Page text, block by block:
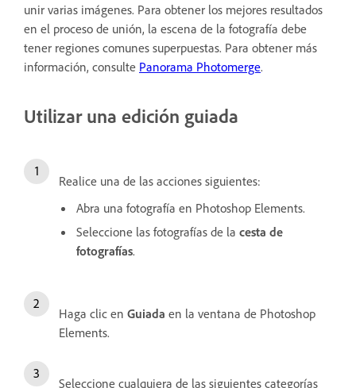
unir varias imágenes. Para obtener los mejores resultados
en el proceso de unión, la escena de la fotografía debe
tener regiones comunes superpuestas. Para obtener más
información, consulte Panorama Photomerge.
Utilizar una edición guiada
Realice una de las acciones siguientes:
Abra una fotografía en Photoshop Elements.
Seleccione las fotografías de la cesta de
fotografías.
Haga clic en Guiada en la ventana de Photoshop
Elements.
Seleccione cualquiera de las siguientes categorías